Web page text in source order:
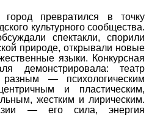
превратился в точку
культурного сообщества.
спектакли, спорили
природе, открывали новые
языки. Конкурсная
демонстрировала: театр
— психологическим
и пластическим,
жестким и лирическим.
— его сила, энергия